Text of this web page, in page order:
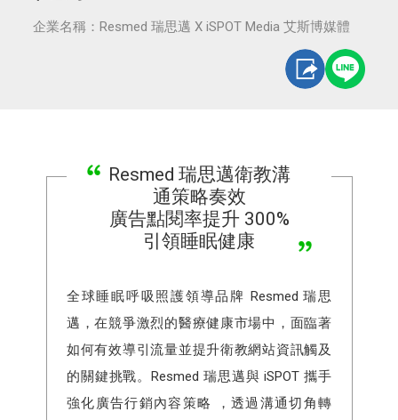
企業名稱：Resmed 瑞思邁 X iSPOT Media 艾斯博媒體
Resmed 瑞思邁衛教溝
通策略奏效
廣告點閱率提升 300%
引領睡眠健康
全球睡眠呼吸照護領導品牌 Resmed 瑞思
邁，在競爭激烈的醫療健康市場中，面臨著
如何有效導引流量並提升衛教網站資訊觸及
的關鍵挑戰。Resmed 瑞思邁與 iSPOT 攜手
強化廣告行銷內容策略 ，透過溝通切角轉